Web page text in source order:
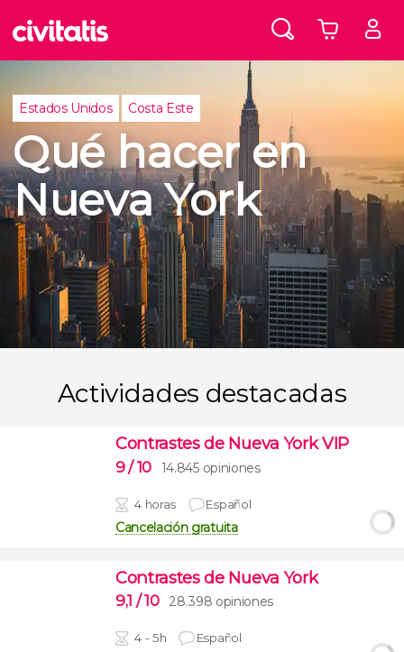
Estados Unidos Costa Este
Qué hacer en
Nueva York
Actividades destacadas
Contrastes de Nueva York VIP
9/ 10 14.845 opiniones
4 horas Español
Cancelación gratuita
Contrastes de Nueva York
9,1 / 10 28.398 opiniones
4 - 5h Español